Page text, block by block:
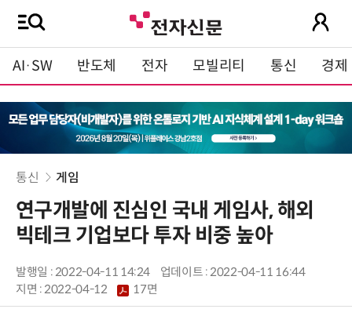
AI·SW 반도체 전자 모빌리티 통신 경제
통신 게임
연구개발에 진심인 국내 게임사, 해외
빅테크 기업보다 투자 비중 높아
발행일 : 2022-04-11 14:24
업데이트 : 2022-04-11 16:44
지면 :2022-04-12 17면